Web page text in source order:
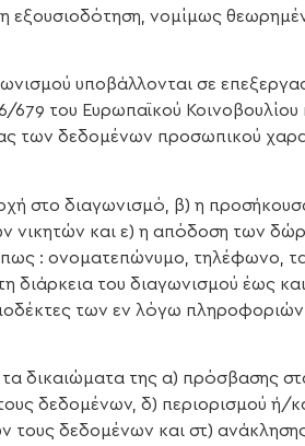
εξουσιοδότηση, νομίμως
υποβάλλονται σε
του Ευρωπαϊκού Κοινοβουλίου
των δεδομένων προσωπικού
στο διαγωνισμό, β) η
και ε) η απόδοση των
: ονοματεπώνυμο, τηλέφωνο,
διάρκεια του διαγωνισμού
των εν λόγω
τα δικαιώματα της α) πρόσβασης
δεδομένων, δ) περιορισμού ή/
δεδομένων και στ)